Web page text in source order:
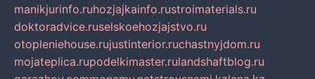
manikjurinfo.ruhozjajkainfo.rustroimaterials.ru
doktoradvice.ruselskoehozjajstvo.ru
otopleniehouse.rujustinterior.ruchastnyjdom.ru
mojateplica.rupodelkimaster.rulandshaftblog.ru